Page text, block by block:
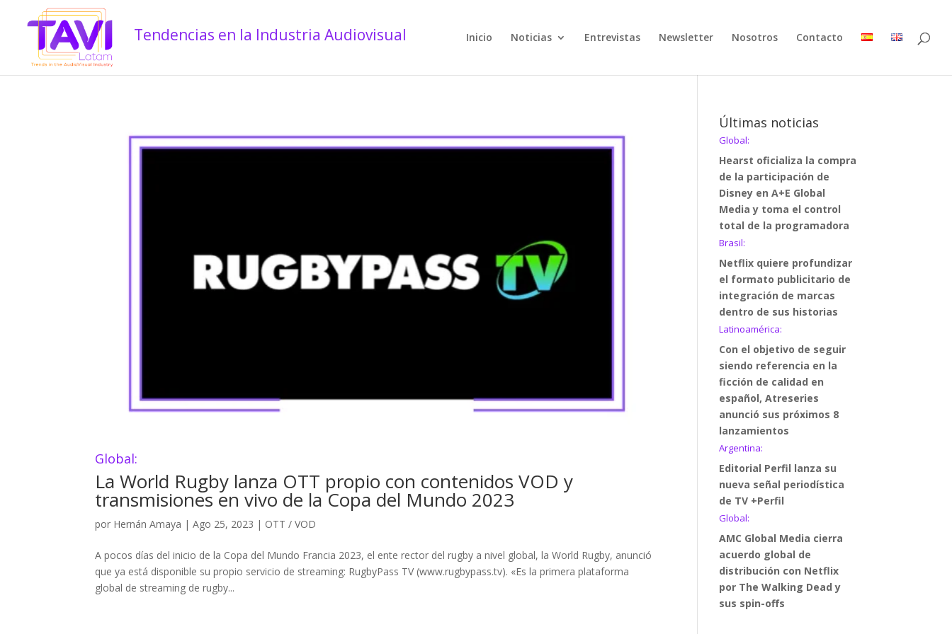
Inicio Noticias Entrevistas Newsletter Nosotros Contacto
Global:
La World Rugby lanza OTT propio con contenidos VOD y
transmisiones en vivo de la Copa del Mundo 2023
por Hernán Amaya |Ago 25, 2023 | OTT / VOD
A pocos días del inicio de la Copa del Mundo Francia 2023, el ente rector del rugby a nivel global, la World Rugby, anunció
que ya está disponible su propio servicio de streaming: RugbyPass TV (www.rugbypass.tv). «Es la primera plataforma
global de streaming de rugby...
Últimas noticias
Global:
Hearst oficializa la compra
de la participación de
Disney en A+E Global
Media y toma el control
total de la programadora
Brasil:
Netflix quiere profundizar
el formato publicitario de
integración de marcas
dentro de sus historias
Latinoamérica:
Con el objetivo de seguir
siendo referencia en la
ficción de calidad en
español, Atreseries
anunció sus próximos 8
lanzamientos
Argentina:
Editorial Perfil lanza su
nueva señal periodística
de TV +Perfil
Global:
AMC Global Media cierra
acuerdo global de
distribución con Netflix
por The Walking Dead y
sus spin-offs